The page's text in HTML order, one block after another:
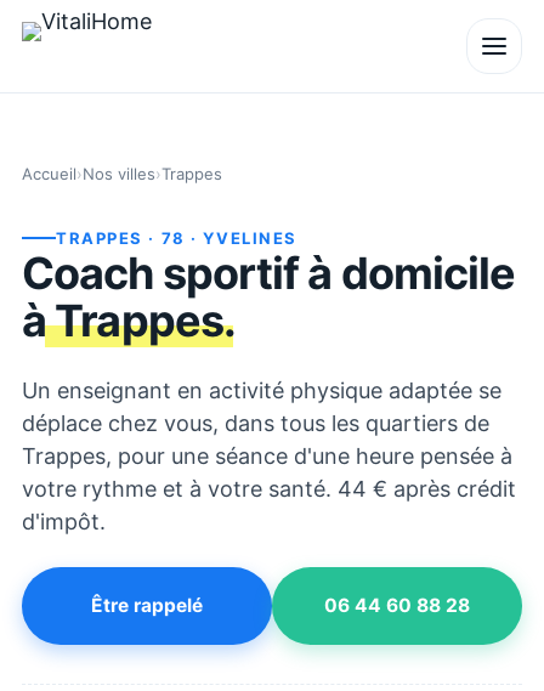
Accueil›Nos villes›Trappes
TRAPPES · 78 · YVELINES
Coach sportif à domicile
àTrappes.
Un enseignant en activité physique adaptée se
déplace chez vous, dans tous les quartiers de
Trappes, pour une séance d'une heure pensée à
votre rythme et à votre santé. 44 € après crédit
d'impôt.
Être rappelé 06 44 60 88 28